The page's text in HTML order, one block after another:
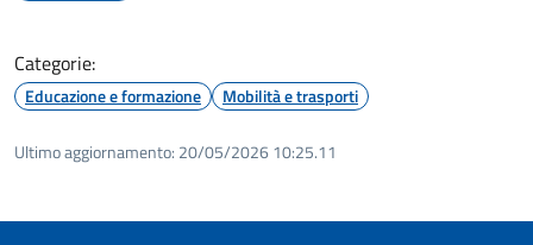
Categorie:
Educazione e formazione Mobilità e trasporti
Ultimo aggiornamento: 20/05/2026 10:25.11